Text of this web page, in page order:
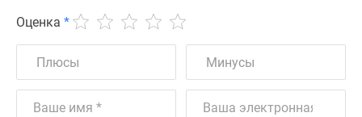
Оценка *